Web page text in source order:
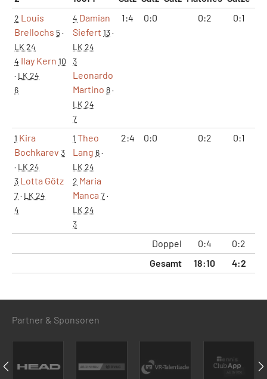
2 Louis
Brellochs 5·
LK 24
4 Ilay Kern 10
· LK 24
6
4 Damian
Siefert 13·
LK 24
3
Leonardo
Martino 8·
LK 24
7
1:4 0:0 0:2 0:1
1 Kira
Bochkarev 3
· LK 24
3 Lotta Götz
7· LK 24
4
1 Theo
Lang 6·
LK 24
2 Maria
Manca 7·
LK 24
3
2:4 0:0 0:2 0:1
Doppel 0:4 0:2
Gesamt
18:10 4:2
Partner & Sponsoren